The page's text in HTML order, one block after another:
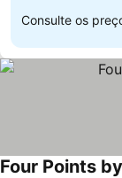
Consulte os
Four Points